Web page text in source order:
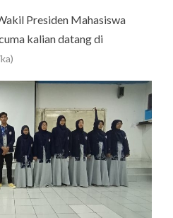
Presiden Mahasiswa
kalian datang di